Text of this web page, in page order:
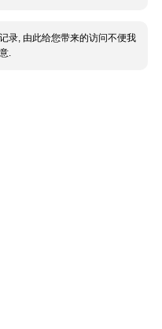
录, 由此给您带来的访问不便我
.